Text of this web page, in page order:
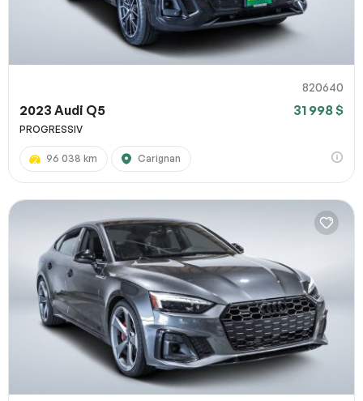
820640
2023 Audi Q5 31 998 $
PROGRESSIV
96 038 km Carignan